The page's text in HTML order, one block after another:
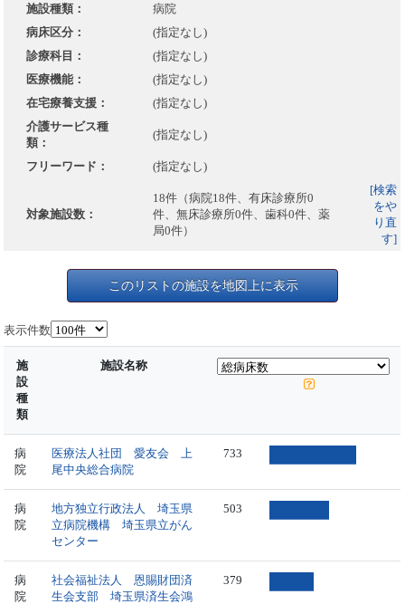
施設種類：
病院
病床区分：
(指定なし)
診療科目：
(指定なし)
医療機能：
(指定なし)
在宅療養支援：
(指定なし)
介護サービス種
類：
(指定なし)
フリーワード： (指定なし)
対象施設数：
18件（病院18件、有床診療所0
件、無床診療所0件、歯科0件、薬
局0件）
[検索
をや
り直
す]
このリストの施設を地図上に表示
表示件数
施
設
種
類
施設名称
病
院
医療法人社団 愛友会 上
尾中央総合病院
733
病
院
地方独立行政法人 埼玉県
立病院機構 埼玉県立がん
センター
503
病
院
社会福祉法人 恩賜財団済
生会支部 埼玉県済生会鴻
379